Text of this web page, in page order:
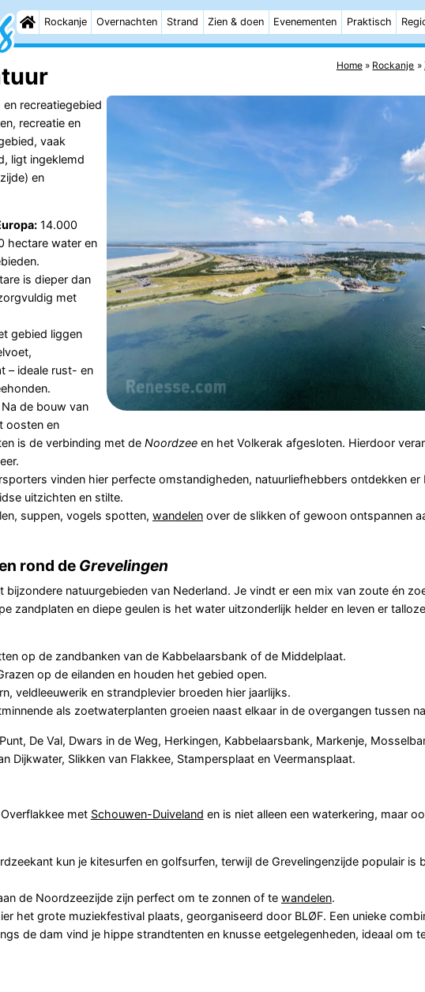
Rockanje Overnachten Strand Zien & doen Evenementen Praktisch
Home Rockanje
recreatiegebied
recreatie en
vaak
ligt ingeklemd
en
14.000
hectare water en
is dieper dan
met
gebied liggen
– ideale rust- en
de bouw van
oosten en
is de verbinding met de Noordzeeen het Volkerak afgesloten. Hierdoor
vinden hier perfecte omstandigheden, natuurliefhebbers ontdekken er
uitzichten en stilte.
suppen, vogels spotten, wandelenover de slikken of gewoon ontspannen
rond de Grevelingen
bijzondere natuurgebieden van Nederland. Je vindt er een mix van zoute én
zandplaten en diepe geulen is het water uitzonderlijk helder en leven er
op de zandbanken van de Kabbelaarsbank of de Middelplaat.
op de eilanden en houden het gebied open.
veldleeuwerik en strandplevier broeden hier jaarlijks.
als zoetwaterplanten groeien naast elkaar in de overgangen tussen
De Val, Dwars in de Weg, Herkingen, Kabbelaarsbank, Markenje,
Dijkwater, Slikken van Flakkee, Stampersplaat en Veermansplaat.
met Schouwen-Duiveland en is niet alleen een waterkering, maar
kun je kitesurfen en golfsurfen, terwijl de Grevelingenzijde populair is
de Noordzeezijde zijn perfect om te zonnen of te wandelen.
het grote muziekfestival plaats, georganiseerd door BLØF. Een unieke
de dam vind je hippe strandtenten en knusse eetgelegenheden, ideaal om